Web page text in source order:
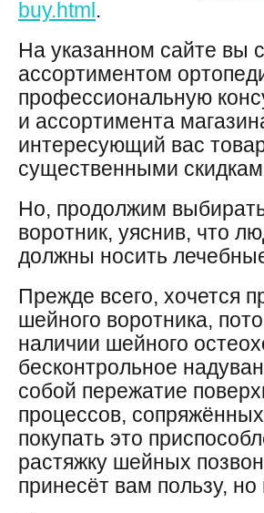
buy.html.
На указанном сайте вы
ассортиментом
профессиональную
и ассортимента
интересующий вас
существенными
Но, продолжим
воротник, уяснив, что
должны носить
Прежде всего, хочется
шейного воротника,
наличии шейного
бесконтрольное
собой пережатие
процессов,
покупать это
растяжку шейных
принесёт вам пользу,